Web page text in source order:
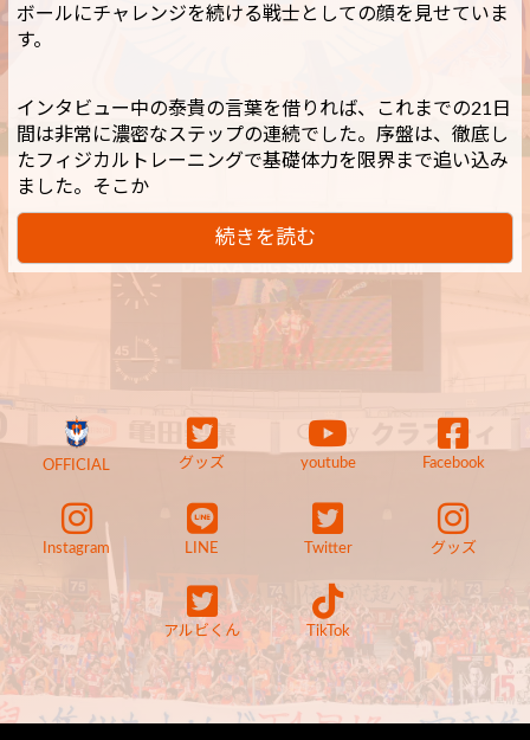
ボールにチャレンジを続ける戦士としての顔を見せていま
す。
インタビュー中の泰貴の言葉を借りれば、これまでの21日
間は非常に濃密なステップの連続でした。序盤は、徹底し
たフィジカルトレーニングで基礎体力を限界まで追い込み
ました。そこか
続きを読む
OFFICIAL グッズ youtube Facebook
Instagram LINE Twitter グッズ
アルビくん TikTok